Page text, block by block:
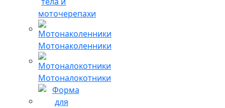
моточерепахи
Мотонаколенники
Мотоналокотники